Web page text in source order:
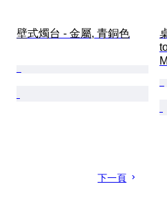
壁式燭台 - 金屬, 青銅色
下一頁